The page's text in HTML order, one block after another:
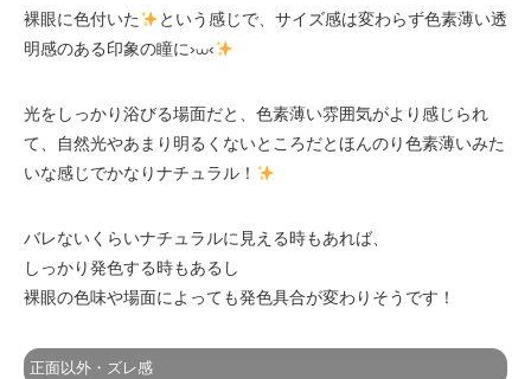
裸眼に色付いた
という感じで、サイズ感は変わらず色素薄い透
明感のある印象の瞳に›⩊‹
光をしっかり浴びる場面だと、色素薄い雰囲気がより感じられ
て、自然光やあまり明るくないところだとほんのり色素薄いみた
いな感じでかなりナチュラル！
バレないくらいナチュラルに見える時もあれば、
しっかり発色する時もあるし
裸眼の色味や場面によっても発色具合が変わりそうです！
正面以外・ズレ感